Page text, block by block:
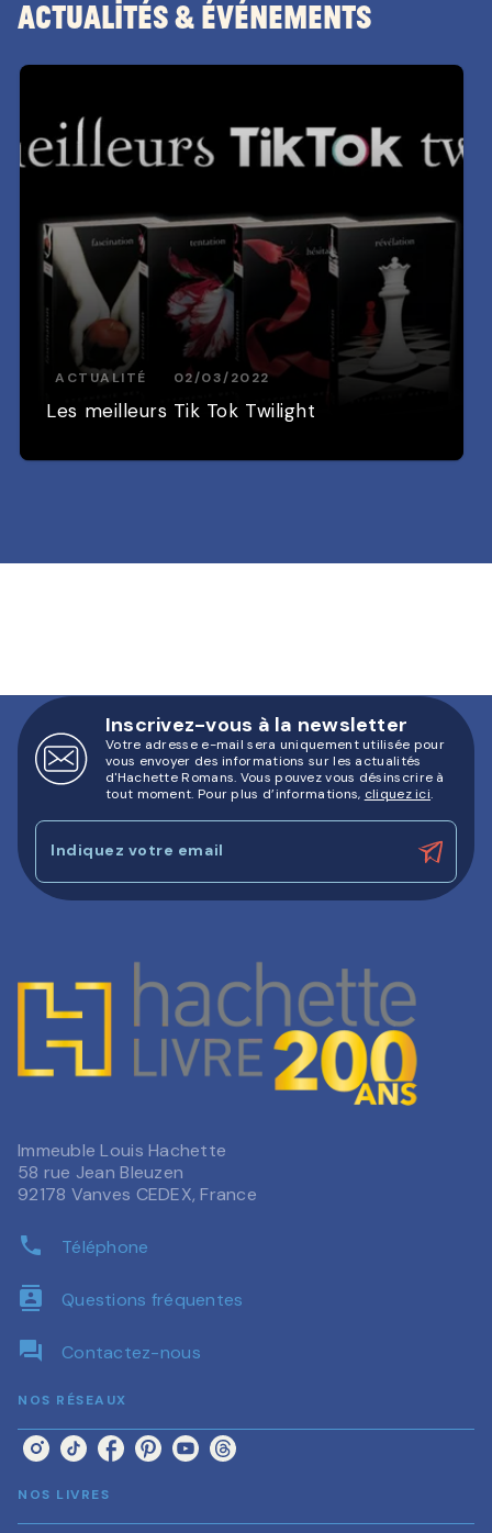
Actualités & Événements
ACTUALITÉ 02/03/2022
Les meilleurs Tik Tok Twilight
Inscrivez-vous à la newsletter
Votre adresse e-mail sera uniquement utilisée pour
vous envoyer des informations sur les actualités
d'Hachette Romans. Vous pouvez vous désinscrire à
tout moment. Pour plus d’informations, cliquez ici.
Indiquez votre email
Immeuble Louis Hachette
58 rue Jean Bleuzen
92178 Vanves CEDEX, France
phone Téléphone
contacts Questions fréquentes
question_answer Contactez-nous
NOS RÉSEAUX
NOS LIVRES